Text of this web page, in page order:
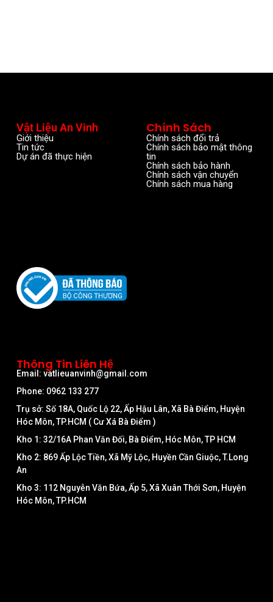
Vật Liệu An Vinh
Giới thiệu
Tin tức
Dự án đã thực hiện
Chính Sách
Chính sách đổi trả
Chính sách bảo mật thông
tin
Chính sách bảo hành
Chính sách vận chuyển
Chính sách mua hàng
Thông Tin Liên Hệ
Email: vatlieuanvinh@gmail.com
Phone: 0962 133 277
Trụ sở: Số 18A, Quốc Lộ 22, Ấp Hậu Lân, Xã Bà Điểm, Huyện
Hóc Môn, TP.HCM ( Cư Xá Bà Điểm )
Kho 1: 32/16A Phan Văn Đối, Bà Điểm, Hóc Môn, TP HCM
Kho 2: 869 Ấp Lộc Tiền, Xã Mỹ Lộc, Huyền Cần Giuộc, T.Long
An
Kho 3: 112 Nguyễn Văn Bứa, Ấp 5, Xã Xuân Thới Sơn, Huyện
Hóc Môn, TP.HCM